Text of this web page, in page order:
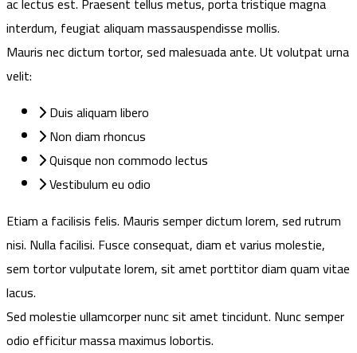
interdum, feugiat aliquam massauspendisse mollis.
Mauris nec dictum tortor, sed malesuada ante. Ut volutpat urna
velit:
Duis aliquam libero
Non diam rhoncus
Quisque non commodo lectus
Vestibulum eu odio
Etiam a facilisis felis. Mauris semper dictum lorem, sed rutrum
nisi. Nulla facilisi. Fusce consequat, diam et varius molestie,
sem tortor vulputate lorem, sit amet porttitor diam quam vitae
lacus.
Sed molestie ullamcorper nunc sit amet tincidunt. Nunc semper
odio efficitur massa maximus lobortis.